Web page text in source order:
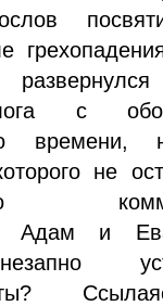
с
времени,
не
Адам и